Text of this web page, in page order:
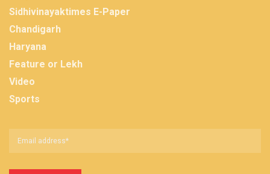
Sidhivinayaktimes E-Paper
Chandigarh
Haryana
Feature or Lekh
Video
Sports